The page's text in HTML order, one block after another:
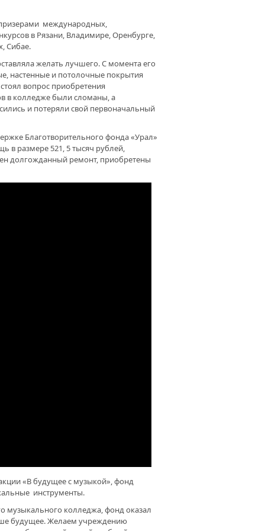
ДЕЛО – ПОМОЧЬ». О РАБОТЕ
ТУРФЕСТ. УФИМСКИЙ
ВЕТЕРАНОВ ПРОВЕЛ
НА ПРИРОДЕ
НЕТ. «ФАКЕЛ» ЭТО
МОЕЙ МЕЧТЫ». ОБЩЕСТВО
международных,
в Рязани, Владимире, Оренбурге,
Сибае.
желать лучшего. С момента его
настенные и потолочные покрытия
вопрос приобретения
в колледже были сломаны, а
и потеряли свой первоначальный
Благотворительного фонда «Урал»
в размере 521, 5 тысяч рублей,
долгожданный ремонт, приобретены
«В будущее с музыкой», фонд
инструменты.
музыкального колледжа, фонд оказал
будущее. Желаем учреждению